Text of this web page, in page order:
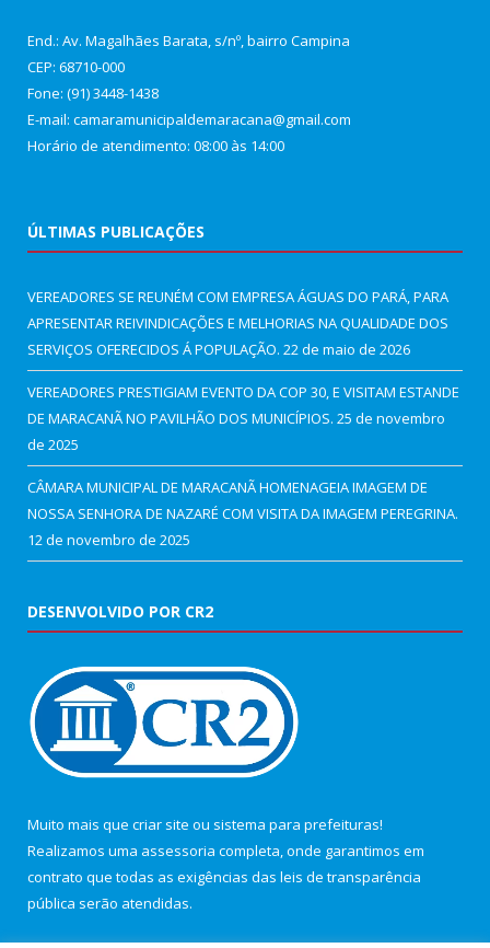
End.: Av. Magalhães Barata, s/nº, bairro Campina
CEP: 68710-000
Fone: (91) 3448-1438
E-mail: camaramunicipaldemaracana@gmail.com
Horário de atendimento: 08:00 às 14:00
ÚLTIMAS PUBLICAÇÕES
VEREADORES SE REUNÉM COM EMPRESA ÁGUAS DO PARÁ, PARA
APRESENTAR REIVINDICAÇÕES E MELHORIAS NA QUALIDADE DOS
SERVIÇOS OFERECIDOS Á POPULAÇÃO. 22 de maio de 2026
VEREADORES PRESTIGIAM EVENTO DA COP 30, E VISITAM ESTANDE
DE MARACANÃ NO PAVILHÃO DOS MUNICÍPIOS. 25 de novembro
de 2025
CÂMARA MUNICIPAL DE MARACANÃ HOMENAGEIA IMAGEM DE
NOSSA SENHORA DE NAZARÉ COM VISITA DA IMAGEM PEREGRINA.
12 de novembro de 2025
DESENVOLVIDO POR CR2
Muito mais que criar site ou sistema para prefeituras!
Realizamos uma assessoria completa, onde garantimos em
contrato que todas as exigências das leis de transparência
pública serão atendidas.